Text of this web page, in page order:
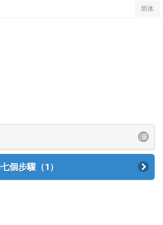
简体
個步驟（1）